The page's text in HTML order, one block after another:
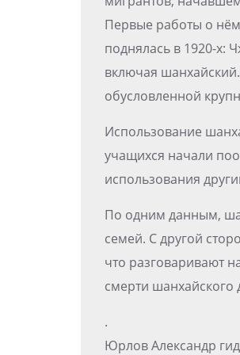
Первые работы о
поднялась в 1920-х:
включая
обусловленной
Использование
учащихся начали
использования
По одним данным,
семей. С другой
что разговаривают
смерти шанхайского
.
Юрлов Александр